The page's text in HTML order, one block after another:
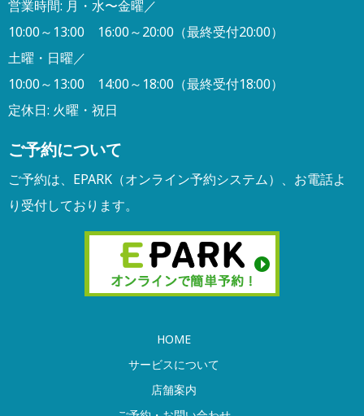
営業時間: 月・水〜金曜／
10:00～13:00 16:00～20:00（最終受付20:00）
土曜・日曜／
10:00～13:00 14:00～18:00（最終受付18:00）
定休日: 火曜・祝日
ご予約について
ご予約は、EPARK（オンライン予約システム）、 お電話よ
り受付しております。
HOME
サービスについて
店舗案内